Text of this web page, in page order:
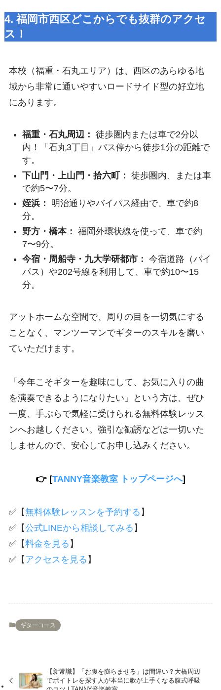
4. 福岡市西区どこからでも抜群のアクセ
ス！
本校（福重・石丸エリア）は、西区のあらゆる地
域から非常に通いやすいロードサイド型の好立地
にあります。
福重・石丸周辺： 徒歩圏内または車で2分以
内！「石丸3丁目」バス停から徒歩1分の距離で
す。
下山門・上山門・拾六町： 徒歩圏内、または車
で約5〜7分。
姪浜：
明治通りやバイパス経由で、車で約8
分。
野方・橋本： 福岡外環状線を使って、車で約
7〜9分。
今宿・周船寺・九大学研都市： 今宿道路（バイ
パス）や202号線を利用して、車で約10〜15
分。
アットホームな空間で、周りの目を一切気にする
ことなく、マンツーマンでギターのスキルを磨い
ていただけます。
「今年こそギターを趣味にして、お気に入りの曲
を演奏できるようになりたい」という方は、ぜひ
一度、手ぶらで気軽に受けられる無料体験レッス
ンへお越しください。強引な勧誘などは一切いた
しませんので、安心してお申し込みください。
👉 [TANNY音楽教室 トップページへ]
✅【無料体験レッスンを予約する 】
✅【公式LINEから相談してみる 】
✅【料金を見る 】
✅【 アクセスを見る 】
ギターコース
【新常識】「お腹を膨らませる」は間違い？大橋周辺
でボイトレを探す人が本当に歌が上手くなる腹式呼吸